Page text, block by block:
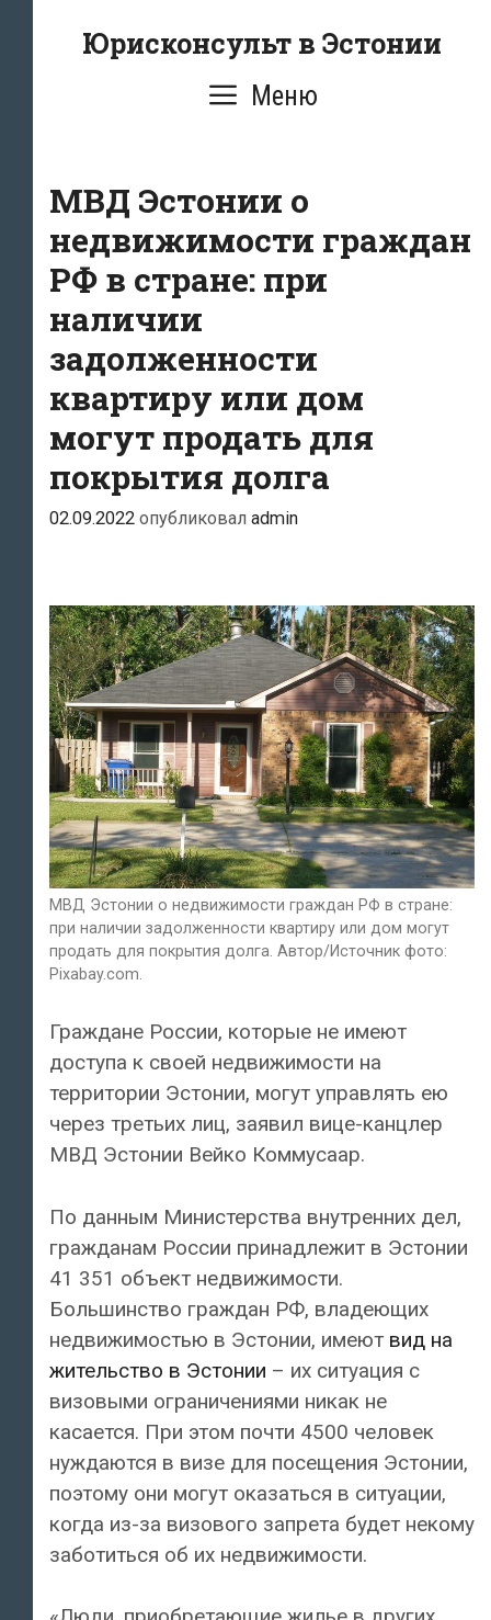
Юрисконсульт в Эстонии
Меню
МВД Эстонии о
недвижимости граждан
РФ в стране: при
наличии
задолженности
квартиру или дом
могут продать для
покрытия долга
02.09.2022 опубликовал admin
МВД Эстонии о недвижимости граждан РФ в стране:
при наличии задолженности квартиру или дом могут
продать для покрытия долга. Автор/Источник фото:
Pixabay.com.
Граждане России, которые не имеют
доступа к своей недвижимости на
территории Эстонии, могут управлять ею
через третьих лиц, заявил вице-канцлер
МВД Эстонии Вейко Коммусаар.
По данным Министерства внутренних дел,
гражданам России принадлежит в Эстонии
41 351 объект недвижимости.
Большинство граждан РФ, владеющих
недвижимостью в Эстонии, имеют вид на
жительство в Эстонии – их ситуация с
визовыми ограничениями никак не
касается. При этом почти 4500 человек
нуждаются в визе для посещения Эстонии,
поэтому они могут оказаться в ситуации,
когда из-за визового запрета будет некому
заботиться об их недвижимости.